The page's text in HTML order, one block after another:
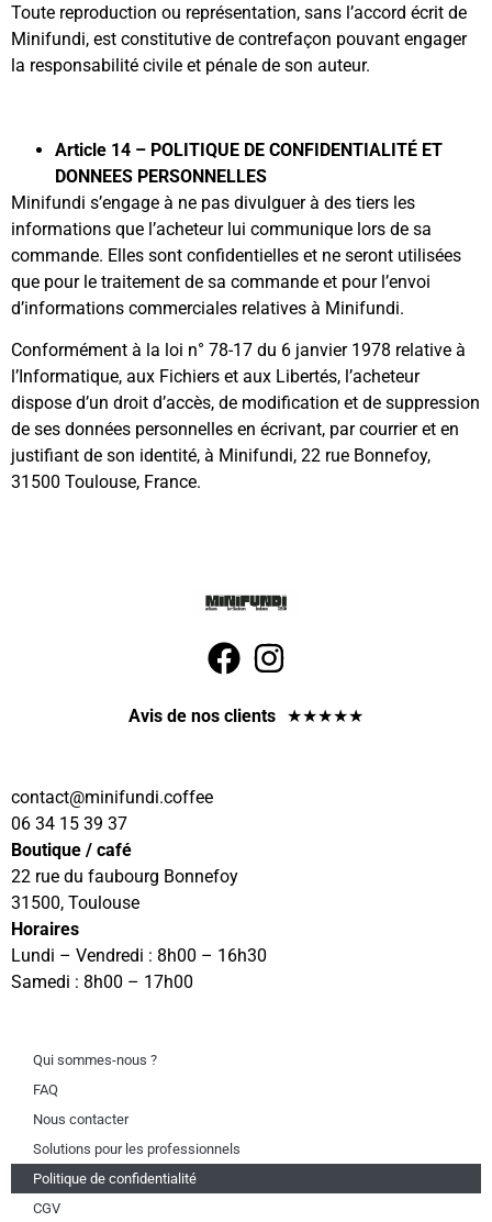
Toute reproduction ou représentation, sans l’accord écrit de
Minifundi, est constitutive de contrefaçon pouvant engager
la responsabilité civile et pénale de son auteur.
Article 14 – POLITIQUE DE CONFIDENTIALITÉ ET
DONNEES PERSONNELLES
Minifundi s’engage à ne pas divulguer à des tiers les
informations que l’acheteur lui communique lors de sa
commande. Elles sont confidentielles et ne seront utilisées
que pour le traitement de sa commande et pour l’envoi
d’informations commerciales relatives à Minifundi.
Conformément à la loi n° 78-17 du 6 janvier 1978 relative à
l’Informatique, aux Fichiers et aux Libertés, l’acheteur
dispose d’un droit d’accès, de modification et de suppression
de ses données personnelles en écrivant, par courrier et en
justifiant de son identité, à Minifundi, 22 rue Bonnefoy,
31500 Toulouse, France.
Avis de nos clients ★★★★★
contact@minifundi.coffee
06 34 15 39 37
Boutique / café
22 rue du faubourg Bonnefoy
31500, Toulouse
Horaires
Lundi – Vendredi : 8h00 – 16h30
Samedi : 8h00 – 17h00
Qui sommes-nous ?
FAQ
Nous contacter
Solutions pour les professionnels
Politique de confidentialité
CGV